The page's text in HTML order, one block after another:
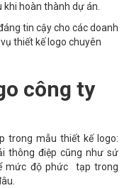
hoàn thành dự án.
tin cậy cho các doanh
thiết kế logo chuyên
công ty
trong mẫu thiết kế logo:
thông điệp cũng như sứ
mức độ phức tạp trong